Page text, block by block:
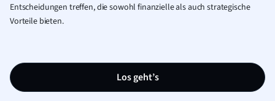
Entscheidungen treffen, die sowohl finanzielle als auch strategische
Vorteile bieten.
Los geht’s